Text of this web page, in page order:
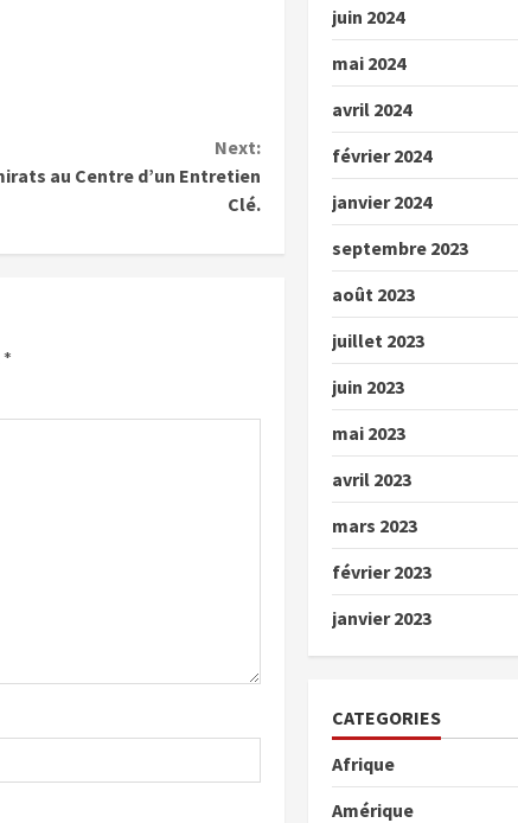
Next:
au Centre d’un Entretien
Clé.
*
juin 2024
mai 2024
avril 2024
février 2024
janvier 2024
septembre 2023
août 2023
juillet 2023
juin 2023
mai 2023
avril 2023
mars 2023
février 2023
janvier 2023
CATEGORIES
Afrique
Amérique